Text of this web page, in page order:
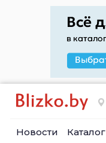
Новости Каталог